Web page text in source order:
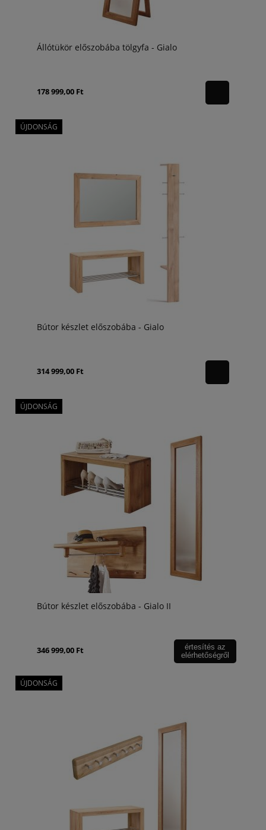
Állótükör előszobába tölgyfa - Gialo
178 999,00 Ft
Bútor készlet előszobába - Gialo
314 999,00 Ft
ÚJDONSÁG
Bútor készlet előszobába - Gialo II
346 999,00 Ft
értesítés az
elérhetőségről
ÚJDONSÁG
ÚJDONSÁG